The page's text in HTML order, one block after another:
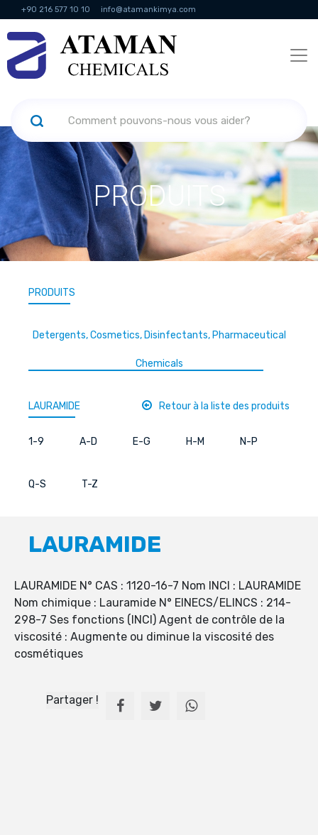
+90 216 577 10 10 info@atamankimya.com
KVKK Politikası Services de la société de l'information
humaines
PRODUITS
PRODUITS
Detergents, Cosmetics, Disinfectants, Pharmaceutical
Chemicals
LAURAMIDE Retour à la liste des produits
1-9 A-D E-G H-M N-P
Q-S T-Z
LAURAMIDE
LAURAMIDE N° CAS : 1120-16-7 Nom INCI : LAURAMIDE
Nom chimique : Lauramide N° EINECS/ELINCS : 214-
298-7 Ses fonctions (INCI) Agent de contrôle de la
viscosité : Augmente ou diminue la viscosité des
cosmétiques
Partager !